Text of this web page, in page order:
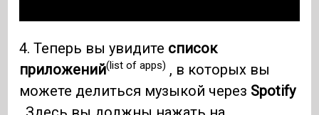
4. Теперь вы увидите список
приложений(list of apps) , в которых вы
можете делиться музыкой через Spotify